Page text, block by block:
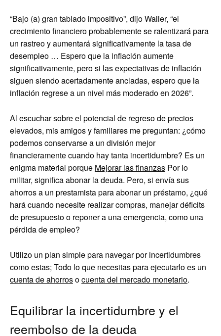
“Bajo (a) gran tablado impositivo”, dijo Waller, “el
crecimiento financiero probablemente se ralentizará para
un rastreo y aumentará significativamente la tasa de
desempleo … Espero que la inflación aumente
significativamente, pero si las expectativas de inflación
siguen siendo acertadamente ancladas, espero que la
inflación regrese a un nivel más moderado en 2026”.
Al escuchar sobre el potencial de regreso de precios
elevados, mis amigos y familiares me preguntan: ¿cómo
podemos conservarse a un división mejor
financieramente cuando hay tanta incertidumbre? Es un
enigma material porque Mejorar las finanzas Por lo
militar, significa abonar la deuda. Pero, si envía sus
ahorros a un prestamista para abonar un préstamo, ¿qué
hará cuando necesite realizar compras, manejar déficits
de presupuesto o reponer a una emergencia, como una
pérdida de empleo?
Utilizo un plan simple para navegar por incertidumbres
como estas; Todo lo que necesitas para ejecutarlo es un
cuenta de ahorrosocuenta del mercado monetario.
Equilibrar la incertidumbre y el
reembolso de la deuda